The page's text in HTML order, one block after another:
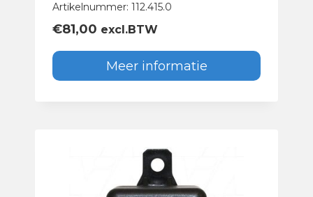
Artikelnummer: 112.415.0
€81,00 excl.BTW
Meer informatie